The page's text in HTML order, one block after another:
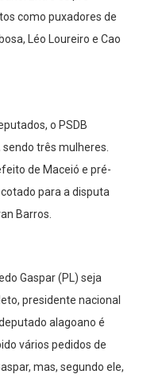
como puxadores de
Léo Loureiro e Cao
o PSDB
três mulheres.
de Maceió e pré-
para a disputa
Barros.
Gaspar (PL) seja
presidente nacional
alagoano é
vários pedidos de
mas, segundo ele,